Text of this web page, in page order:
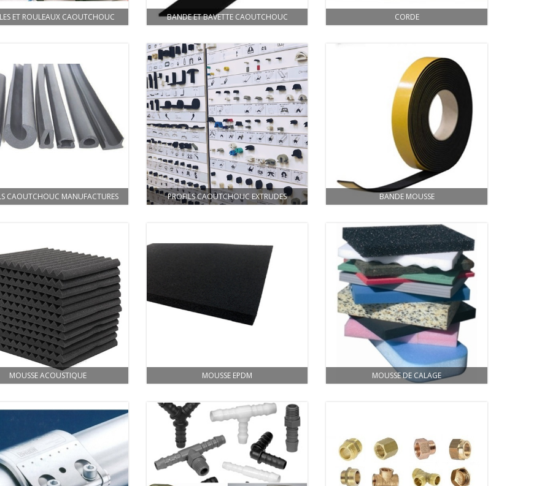
ET ROULEAUX CAOUTCHOUC BANDE ET BAVETTE CAOUTCHOUC CORDE
CAOUTCHOUC MANUFACTURES PROFILS CAOUTCHOUC EXTRUDES BANDE MOUSSE
MOUSSE ACOUSTIQUE MOUSSE EPDM MOUSSE DE CALAGE